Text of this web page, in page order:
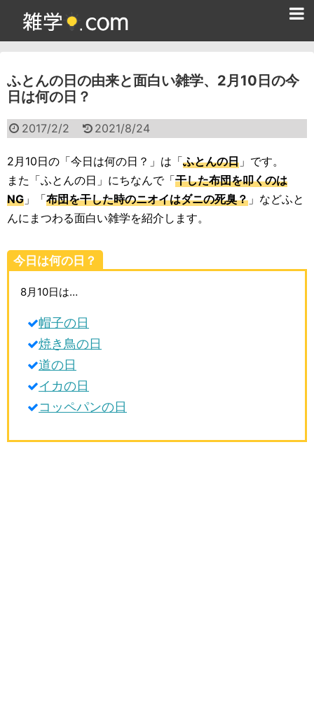
ふとんの日の由来と面白い雑学、2月10日の今
日は何の日？
2017/2/2 2021/8/24
2月10日の「今日は何の日？」は「ふとんの日 」です。
また「ふとんの日」にちなんで「干した布団を叩くのは
NG 」「布団を干した時のニオイはダニの死臭？ 」などふと
んにまつわる面白い雑学を紹介します。
今日は何の日？
8月10日は…
帽子の日
焼き鳥の日
道の日
イカの日
コッペパンの日
雑学クイズ問題集
面白い雑学
ためになる雑学
スポーツ雑学
動物雑学
歴史雑学
生活雑学
サイト情報